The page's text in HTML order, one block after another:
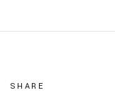
SHARE